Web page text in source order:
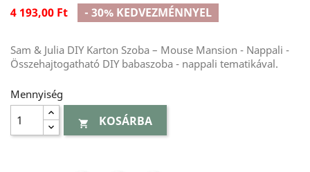
4 193,00 Ft
- 30% KEDVEZMÉNNYEL
Sam & Julia DIY Karton Szoba – Mouse Mansion - Nappali -
Összehajtogatható DIY babaszoba - nappali tematikával.
Mennyiség
 KOSÁRBA